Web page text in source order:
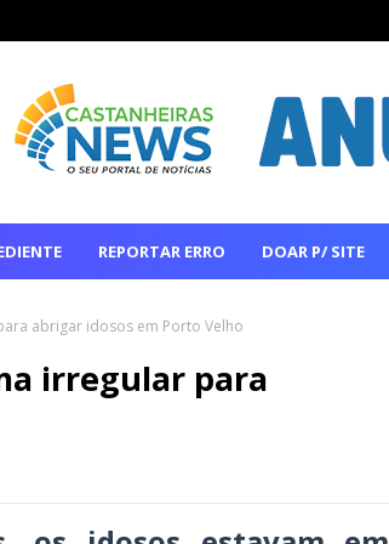
REPORTAR ERRO DOAR P/ SITE
abrigar idosos em Porto Velho
irregular para